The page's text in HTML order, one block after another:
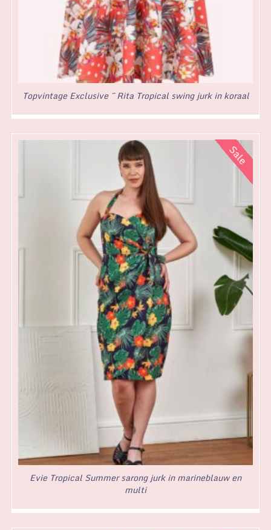
Topvintage Exclusive ~ Rita Tropical swing jurk in koraal
Evie Tropical Summer sarong jurk in marineblauw en
multi